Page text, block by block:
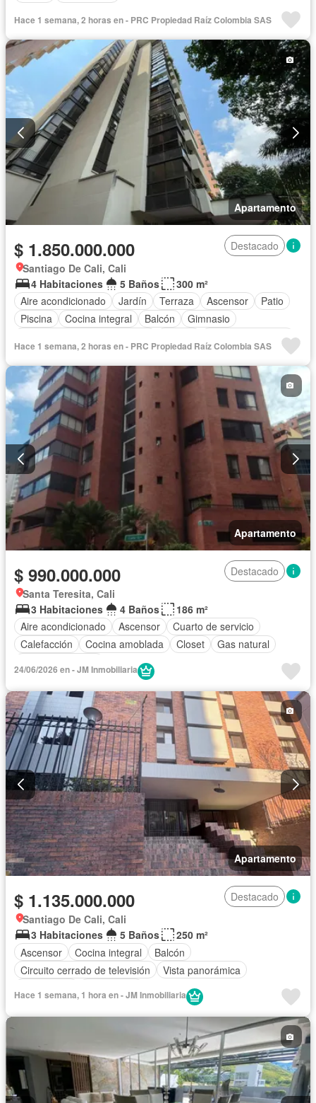
Hace 1 semana, 2 horas en - PRC Propiedad Raíz Colombia SAS
Apartamento
$ 1.850.000.000
Destacado
Santiago De Cali, Cali
4 Habitaciones
5 Baños
300 m²
Aire acondicionado
Jardín Terraza Ascensor
Patio
Piscina
Cocina integral Balcón
Gimnasio
Cuarto de servicio
Vista panorámica
Calefacción Barbecue
Closet
Sauna
Gas natural
Hace 1 semana, 2 horas en - PRC Propiedad Raíz Colombia SAS
Apartamento
$ 990.000.000
Destacado
Santa Teresita, Cali
3 Habitaciones
4 Baños
186 m²
Aire acondicionado
Ascensor
Cuarto de servicio
Calefacción
Cocina amoblada Closet
Gas natural
24/06/2026 en - JM Inmobiliaria
Apartamento
$ 1.135.000.000
Destacado
Santiago De Cali, Cali
3 Habitaciones
5 Baños
250 m²
Ascensor
Cocina integral
Balcón
Circuito cerrado de televisión
Vista panorámica
Hace 1 semana, 1 hora en - JM Inmobiliaria